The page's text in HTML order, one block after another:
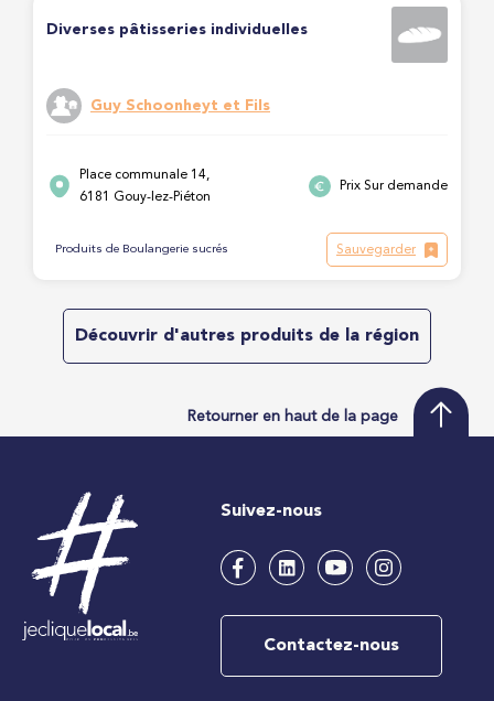
Diverses pâtisseries individuelles
Guy Schoonheyt et Fils
Place communale 14,
6181 Gouy-lez-Piéton
Prix Sur demande
Produits de Boulangerie sucrés Sauvegarder
Découvrir d'autres produits de la région
Retourner en haut de la page
Suivez-nous
Contactez-nous